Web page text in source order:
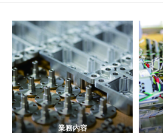
業務内容